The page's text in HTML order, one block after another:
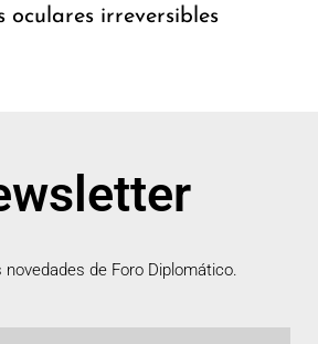
oculares irreversibles
novedades de Foro Diplomático.